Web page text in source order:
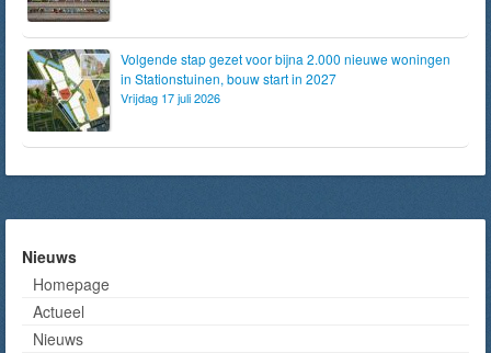
Volgende stap gezet voor bijna 2.000 nieuwe woningen
in Stationstuinen, bouw start in 2027
Vrijdag 17 juli 2026
Nieuws
Homepage
Actueel
Nieuws